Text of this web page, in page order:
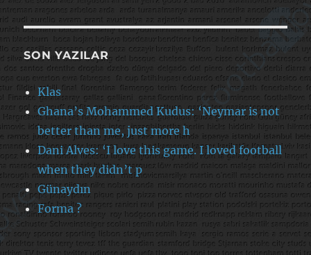
SON YAZILAR
Klas
Ghana’s Mohammed Kudus: ‘Neymar is not
better than me, just more h
Dani Alves: ‘I love this game. I loved football
when they didn’t p
Günaydın
Forma ?